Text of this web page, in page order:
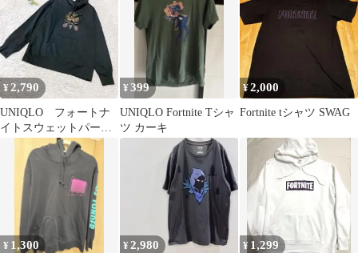
¥2,790
UNIQLO フォートナ
イトスウェットパーカ
ー（長袖）UT Ｍ ブ
ラック
¥399
UNIQLO Fortnite Tシャ
ツ カーキ
¥2,000
Fortnite tシャツ SWAG
¥ 1,300 ¥2,980 ¥ 1,299